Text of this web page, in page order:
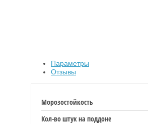
Параметры
Отзывы
Морозостойкость
Кол-во штук на поддоне